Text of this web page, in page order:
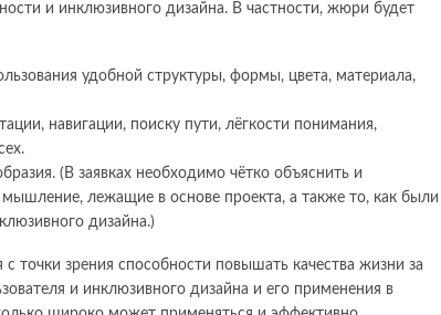
и инклюзивного дизайна. В частности, жюри будет
удобной структуры, формы, цвета, материала,
навигации, поиску пути, лёгкости понимания,
(В заявках необходимо чётко объяснить и
лежащие в основе проекта, а также то, как были
дизайна.)
точки зрения способности повышать качества жизни за
и инклюзивного дизайна и его применения в